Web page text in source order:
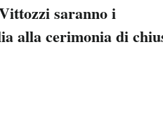
saranno i
alla cerimonia di